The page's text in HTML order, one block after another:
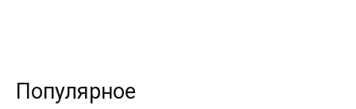
Популярное